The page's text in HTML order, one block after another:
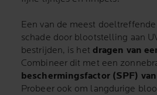
Een van de meest
schade door blootstelling aan
bestrijden, is het dragen van
Combineer dit met een
beschermingsfactor (SPF)
Probeer ook om langdurige